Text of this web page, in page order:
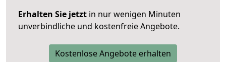
Erhalten Sie jetzt in nur wenigen Minuten
unverbindliche und kostenfreie Angebote.
Kostenlose Angebote erhalten